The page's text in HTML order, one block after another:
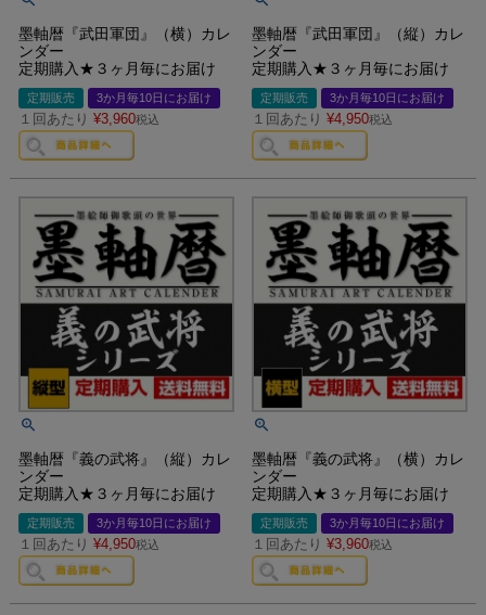
墨軸暦『武田軍団』（横）カレ
ンダー
定期購入★３ヶ月毎にお届け
定期販売 3か月毎10日にお届け
１回あたり ¥3,960税込
墨軸暦『武田軍団』（縦）カレ
ンダー
定期購入★３ヶ月毎にお届け
定期販売 3か月毎10日にお届け
１回あたり ¥4,950税込
墨軸暦『義の武将』（縦）カレ
ンダー
定期購入★３ヶ月毎にお届け
定期販売 3か月毎10日にお届け
１回あたり ¥4,950税込
墨軸暦『義の武将』（横）カレ
ンダー
定期購入★３ヶ月毎にお届け
定期販売 3か月毎10日にお届け
１回あたり ¥3,960税込